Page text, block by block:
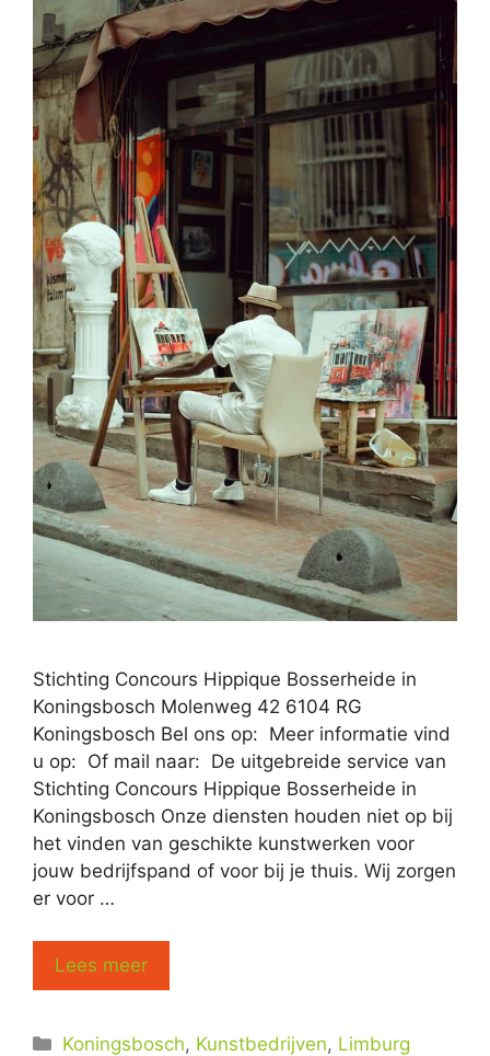
Stichting Concours Hippique Bosserheide in
Koningsbosch Molenweg 42 6104 RG
Koningsbosch Bel ons op: Meer informatie vind
u op: Of mail naar: De uitgebreide service van
Stichting Concours Hippique Bosserheide in
Koningsbosch Onze diensten houden niet op bij
het vinden van geschikte kunstwerken voor
jouw bedrijfspand of voor bij je thuis. Wij zorgen
er voor …
Lees meer
Categorieën
Koningsbosch, Kunstbedrijven, Limburg